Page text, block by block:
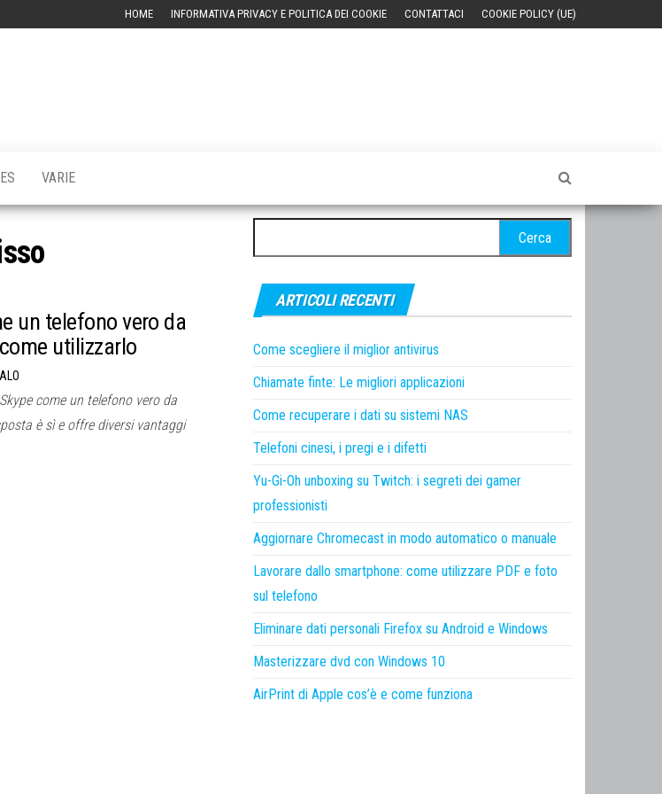
HOME INFORMATIVA PRIVACY E POLITICA DEI COOKIE CONTATTACI COOKIE POLICY (UE)
VARIE
un telefono vero da
utilizzarlo
come un telefono vero da
è sì e offre diversi vantaggi
per:
ARTICOLI RECENTI
Come scegliere il miglior antivirus
Chiamate finte: Le migliori applicazioni
Come recuperare i dati su sistemi NAS
Telefoni cinesi, i pregi e i difetti
Yu-Gi-Oh unboxing su Twitch: i segreti dei gamer
professionisti
Aggiornare Chromecast in modo automatico o manuale
Lavorare dallo smartphone: come utilizzare PDF e foto
sul telefono
Eliminare dati personali Firefox su Android e Windows
Masterizzare dvd con Windows 10
AirPrint di Apple cos’è e come funziona